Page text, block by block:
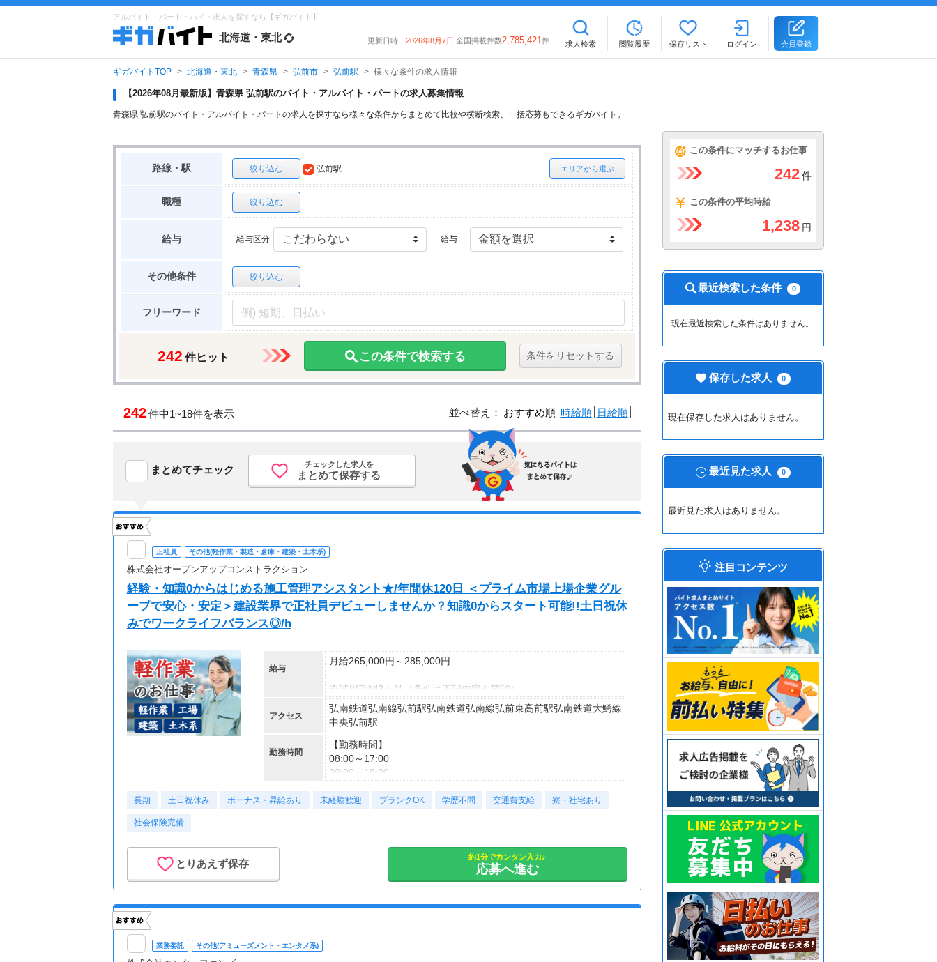
アルバイト・パート・バイト求人を探すなら【ギガバイト】
北海道・東北 更新日時 2026年8月7日 全国掲載件数2,785,421件 求人検索 閲覧履歴 保存リスト ログイン 会員登録
ギガバイトTOP 北海道・東北 青森県 弘前市 弘前駅 様々な条件の求人情報
【2026年08月最新版】青森県 弘前駅のバイト・アルバイト・パートの求人募集情報
青森県 弘前駅のバイト・アルバイト・パートの求人を探すなら様々な条件からまとめて比較や横断検索、一括応募もできるギガバイト。
路線・駅 絞り込む エリアから選ぶ
弘前駅
職種 絞り込む
給与 給与区分 給与
その他条件 絞り込む
フリーワード
242 件ヒット この条件で検索する 条件をリセットする
242件中1~18件を表示 並べ替え： おすすめ順 時給順 日給順
まとめてチェック チェックした求人を
まとめて保存する
正社員 その他(軽作業・製造・倉庫・建築・土木系)
株式会社オープンアップコンストラクション
経験・知識0からはじめる施工管理アシスタント★/年間休120日 ＜プライム市場上場企業グル
ープで安心・安定＞建設業界で正社員デビューしませんか？知識0からスタート可能!!土日祝休
みでワークライフバランス◎/h
給与
月給265,000円～285,000円
※試用期間3ヶ月（条件は下記内容を確認）
※固定残業超過分は別途支給
▼1ヵ月目(給与が異なる/雇用形態は本採用時と同条件)
▼2～3ヵ月目（本採用時と同条件）
■東京
2～3ヶ月目:月給28万円～ ※固定残業代3.7万円～/20時間分含む
2～3ヶ月目:月給26.9万円～ ※固定残業代3.5万円～/20時間分含む
アクセス
弘南鉄道弘南線弘前駅弘南鉄道弘南線弘前東高前駅弘南鉄道大鰐線
中央弘前駅
勤務時間
【勤務時間】
08:00～17:00
09:00～18:00
※実働8時間／休憩1時間
長期 土日祝休み ボーナス・昇給あり 未経験歓迎 ブランクOK 学歴不問 交通費支給 寮・社宅あり
社会保険完備
とりあえず保存
約1分でカンタン入力♪
応募へ進む
業務委託 その他(アミューズメント・エンタメ系)
この条件にマッチするお仕事
242 件
この条件の平均時給
1,238 円
最近検索した条件 0
現在最近検索した条件はありません。
保存した求人 0
現在保存した求人はありません。
最近見た求人 0
最近見た求人はありません。
注目コンテンツ